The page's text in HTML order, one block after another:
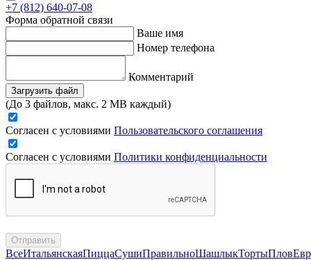
+7 (812) 640-07-08
Форма обратной связи
Ваше имя
Номер телефона
Комментарий
Загрузить файл
(До 3 файлов, макс. 2 MB каждый)
Согласен с условиями Пользовательского соглашения
Согласен с условиями Политики конфиденциальности
Отправить
ВсеИтальянскаяПиццаСушиПравильноШашлыкТортыПлов